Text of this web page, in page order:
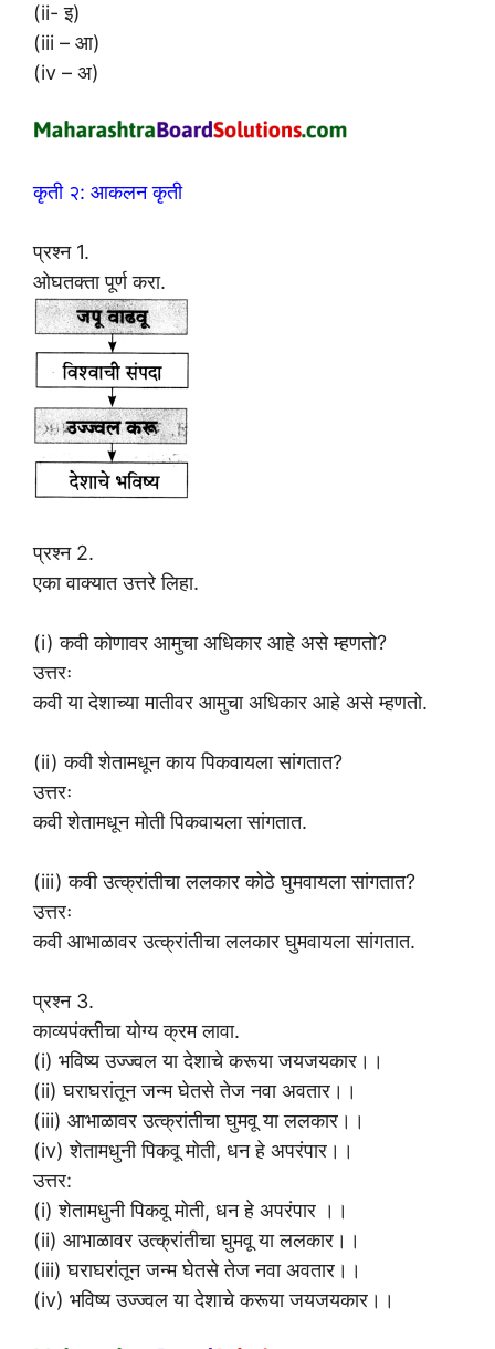
(ii- इ)
(iii – आ)
(iv – अ)
कृती २: आकलन कृती
प्रश्न 1.
ओघतक्ता पूर्ण करा.
प्रश्न 2.
एका वाक्यात उत्तरे लिहा.
(i) कवी कोणावर आमुचा अधिकार आहे असे म्हणतो?
उत्तरः
कवी या देशाच्या मातीवर आमुचा अधिकार आहे असे म्हणतो.
(ii) कवी शेतामधून काय पिकवायला सांगतात?
उत्तरः
कवी शेतामधून मोती पिकवायला सांगतात.
(iii) कवी उत्क्रांतीचा ललकार कोठे घुमवायला सांगतात?
उत्तरः
कवी आभाळावर उत्क्रांतीचा ललकार घुमवायला सांगतात.
प्रश्न 3.
काव्यपंक्तीचा योग्य क्रम लावा.
(i) भविष्य उज्ज्वल या देशाचे करूया जयजयकार।।
(ii) घराघरांतून जन्म घेतसे तेज नवा अवतार।।
(iii) आभाळावर उत्क्रांतीचा घुमवू या ललकार।।
(iv) शेतामधुनी पिकवू मोती, धन हे अपरंपार।।
उत्तर:
(i) शेतामधुनी पिकवू मोती, धन हे अपरंपार ।।
(ii) आभाळावर उत्क्रांतीचा घुमवू या ललकार।।
(iii) घराघरांतून जन्म घेतसे तेज नवा अवतार।।
(iv) भविष्य उज्ज्वल या देशाचे करूया जयजयकार।।